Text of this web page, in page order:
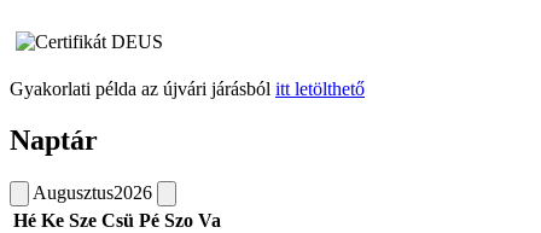
Gyakorlati példa az újvári járásból itt letölthető
Naptár
Augusztus2026
Hé Ke Sze Csü Pé Szo Va